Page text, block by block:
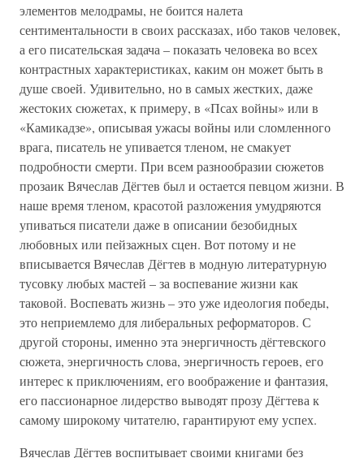
элементов мелодрамы, не боится налета
сентиментальности в своих рассказах, ибо таков человек,
а его писательская задача – показать человека во всех
контрастных характеристиках, каким он может быть в
душе своей. Удивительно, но в самых жестких, даже
жестоких сюжетах, к примеру, в «Псах войны» или в
«Камикадзе», описывая ужасы войны или сломленного
врага, писатель не упивается тленом, не смакует
подробности смерти. При всем разнообразии сюжетов
прозаик Вячеслав Дёгтев был и остается певцом жизни. В
наше время тленом, красотой разложения умудряются
упиваться писатели даже в описании безобидных
любовных или пейзажных сцен. Вот потому и не
вписывается Вячеслав Дёгтев в модную литературную
тусовку любых мастей – за воспевание жизни как
таковой. Воспевать жизнь – это уже идеология победы,
это неприемлемо для либеральных реформаторов. С
другой стороны, именно эта энергичность дёгтевского
сюжета, энергичность слова, энергичность героев, его
интерес к приключениям, его воображение и фантазия,
его пассионарное лидерство выводят прозу Дёгтева к
самому широкому читателю, гарантируют ему успех.
Вячеслав Дёгтев воспитывает своими книгами без